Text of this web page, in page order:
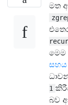
මත
මෙම
සහය
1
බව